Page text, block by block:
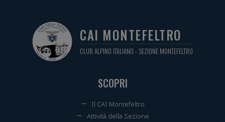
CAI MONTEFELTRO
CLUB ALPINO ITALIANO - SEZIONE MONTEFELTRO
SCOPRI
Il CAI Montefeltro
Attività della Sezione